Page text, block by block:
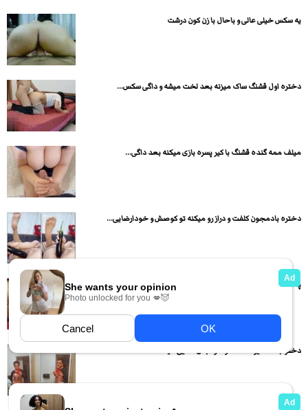
یه سکس خیلی عالی و باحال با زن کون درشت
دختره اول قشنگ ساک میزنه بعد لخت میشه و داگی سکس...
میلف ممه گنده قشنگ با کیر پسره بازی میکنه بعد داگی...
دختره بادمجون کلفت و دراز رو میکنه تو کوصش و خودارضایی...
پسره با دوست دخترش به صورت داگی از کون سکس میکنه
دختر جنده لایو گذاشته و داره بدن نمایی میکنه